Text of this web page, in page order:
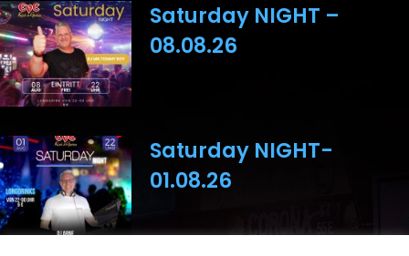
Saturday NIGHT –
08.08.26
Saturday NIGHT-
01.08.26